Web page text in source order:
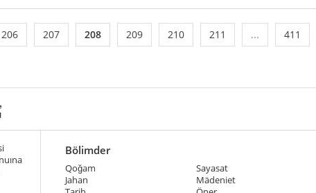
206 207 208 209 210 211 ... 411
Bölimder
Qoğam
Jahan
Sayasat
Mädeniet